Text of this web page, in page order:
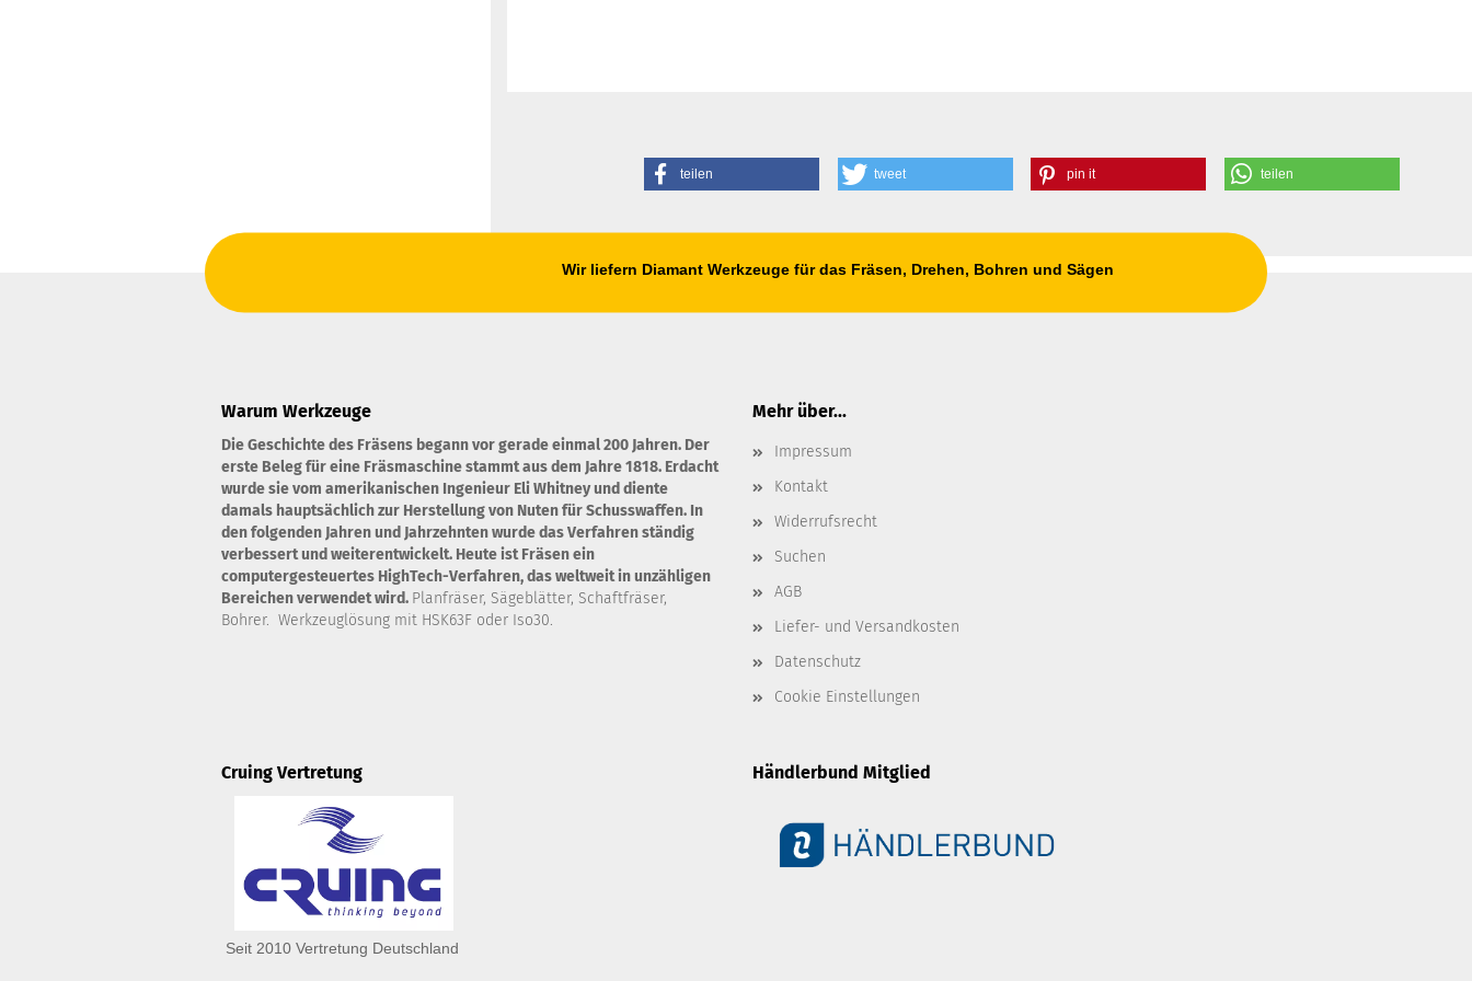
teilen tweet pin it teilen
Wir liefern Diamant Werkzeuge für das Fräsen, Drehen, Bohren und Sägen
Warum Werkzeuge
Die Geschichte des Fräsens begann vor gerade einmal 200 Jahren. Der
erste Beleg für eine Fräsmaschine stammt aus dem Jahre 1818. Erdacht
wurde sie vom amerikanischen Ingenieur Eli Whitney und diente
damals hauptsächlich zur Herstellung von Nuten für Schusswaffen. In
den folgenden Jahren und Jahrzehnten wurde das Verfahren ständig
verbessert und weiterentwickelt. Heute ist Fräsen ein
computergesteuertes HighTech-Verfahren, das weltweit in unzähligen
Bereichen verwendet wird. Planfräser, Sägeblätter, Schaftfräser,
Bohrer. Werkzeuglösung mit HSK63F oder Iso30.
Mehr über...
Impressum
Kontakt
Widerrufsrecht
Suchen
AGB
Liefer- und Versandkosten
Datenschutz
Cookie Einstellungen
Cruing Vertretung
Seit 2010 Vertretung Deutschland
Händlerbund Mitglied